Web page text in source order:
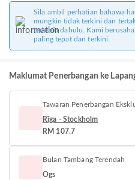
Sila ambil perhatian bahawa
mungkin tidak terkini dan
terlebih dahulu. Kami
paling tepat dan terkini.
Maklumat Penerbangan ke
Tawaran Penerbangan
Rīga - Stockholm
RM 107.7
Bulan Tambang Terendah
Ogs